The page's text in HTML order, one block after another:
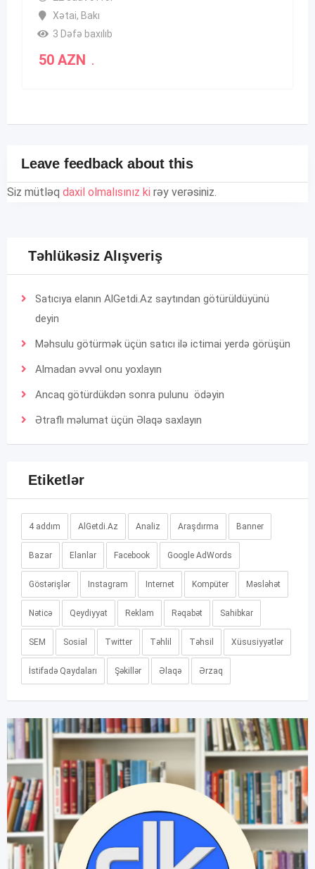
Xətai, Bakı
3 Dəfə baxılıb
50 AZN .
Leave feedback about this
Siz mütləq daxil olmalısınız ki rəy verəsiniz.
Təhlükəsiz Alışveriş
Satıcıya elanın AlGetdi.Az saytından götürüldüyünü
deyin
Məhsulu götürmək üçün satıcı ilə ictimai yerdə görüşün
Almadan əvvəl onu yoxlayın
Ancaq götürdükdən sonra pulunu ödəyin
Ətraflı məlumat üçün Əlaqə saxlayın
Etiketlər
4 addım AlGetdi.Az Analiz Araşdırma Banner
Bazar Elanlar Facebook Google AdWords
Göstərişlər Instagram Internet Kompüter Məsləhət
Nəticə Qeydiyyat Reklam Rəqabət Sahibkar
SEM Sosial Twitter Təhlil Təhsil Xüsusiyyətlər
İstifadə Qaydaları Şəkillər Əlaqə Ərzaq